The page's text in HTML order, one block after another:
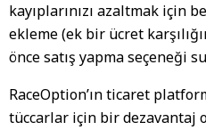
kayıplarınızı azaltmak için
ekleme (ek bir ücret
önce satış yapma seçeneği
RaceOption’ın ticaret
tüccarlar için bir dezavantaj